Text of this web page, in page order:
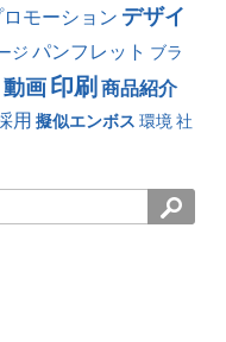
モーション デザイ
ジ パンフレット ブラ
動画印刷 商品紹介
用 擬似エンボス 環境社